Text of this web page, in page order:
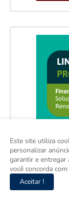
Este site utiliza
personalizar
garantir e entregar
você concorda
Aceitar !